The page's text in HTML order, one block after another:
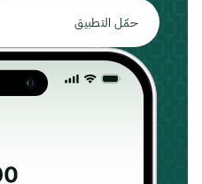
حمّل التطبيق